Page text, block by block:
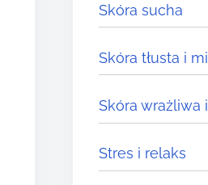
Skóra sucha
Skóra tłusta i
Skóra wrażliwa
Stres i relaks